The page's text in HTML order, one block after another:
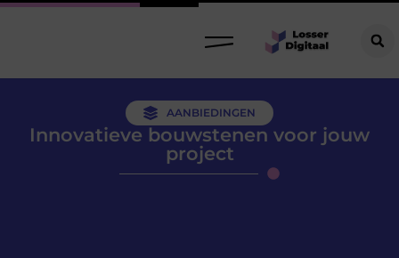
AANBIEDINGEN
Innovatieve bouwstenen voor jouw
project